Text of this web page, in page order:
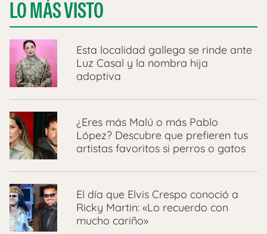
LO MÁS VISTO
Esta localidad gallega se rinde ante
Luz Casal y la nombra hija
adoptiva
¿Eres más Malú o más Pablo
López? Descubre que prefieren tus
artistas favoritos si perros o gatos
El día que Elvis Crespo conoció a
Ricky Martin: «Lo recuerdo con
mucho cariño»